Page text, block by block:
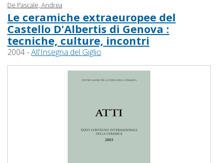
De Pascale, Andrea
Le ceramiche extraeuropee del
Castello D'Albertis di Genova :
tecniche, culture, incontri
2004 -All'Insegna del Giglio